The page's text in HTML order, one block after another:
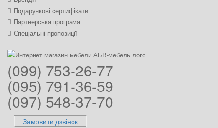
Подарункові сертифікати
Партнерська програма
Спеціальні пропозиції
(099) 753-26-77
(095) 791-36-59
(097) 548-37-70
Замовити дзвінок